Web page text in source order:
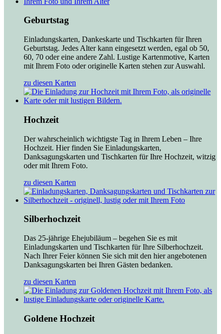
Geburtstag
Einladungskarten, Dankeskarte und Tischkarten für Ihren
Geburtstag. Jedes Alter kann eingesetzt werden, egal ob 50,
60, 70 oder eine andere Zahl. Lustige Kartenmotive, Karten
mit Ihrem Foto oder originelle Karten stehen zur Auswahl.
zu diesen Karten
Hochzeit
Der wahrscheinlich wichtigste Tag in Ihrem Leben – Ihre
Hochzeit. Hier finden Sie Einladungskarten,
Danksagungskarten und Tischkarten für Ihre Hochzeit, witzig
oder mit Ihrem Foto.
zu diesen Karten
Silberhochzeit
Das 25-jährige Ehejubiläum – begehen Sie es mit
Einladungskarten und Tischkarten für Ihre Silberhochzeit.
Nach Ihrer Feier können Sie sich mit den hier angebotenen
Danksagungskarten bei Ihren Gästen bedanken.
zu diesen Karten
Goldene Hochzeit